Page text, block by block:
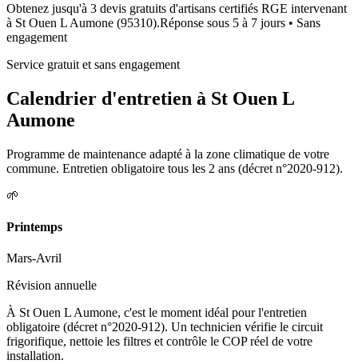
Obtenez jusqu'à 3 devis gratuits d'artisans certifiés RGE intervenant
à St Ouen L Aumone (95310).Réponse sous 5 à 7 jours • Sans
engagement
Service gratuit et sans engagement
Calendrier d'entretien à St Ouen L
Aumone
Programme de maintenance adapté à la zone climatique de votre
commune. Entretien obligatoire tous les 2 ans (décret n°2020-912).
🌱
Printemps
Mars-Avril
Révision annuelle
À St Ouen L Aumone, c'est le moment idéal pour l'entretien
obligatoire (décret n°2020-912). Un technicien vérifie le circuit
frigorifique, nettoie les filtres et contrôle le COP réel de votre
installation.